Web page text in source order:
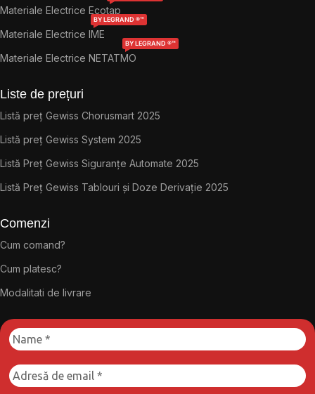
Materiale Electrice Ecotap
Materiale Electrice IME
BY LEGRAND ®™
Materiale Electrice NETATMO
BY LEGRAND ®™
Liste de prețuri
Listă preț Gewiss Chorusmart 2025
Listă preț Gewiss System 2025
Listă Preț Gewiss Siguranțe Automate 2025
Listă Preț Gewiss Tablouri și Doze Derivație 2025
Comenzi
Cum comand?
Cum platesc?
Modalitati de livrare